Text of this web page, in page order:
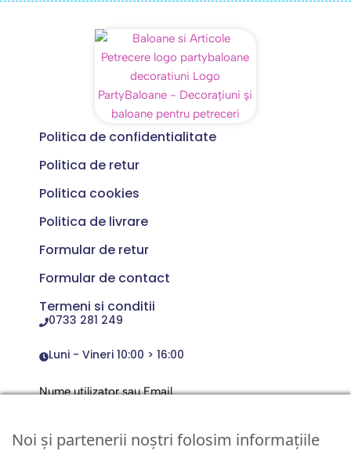
Politica de confidentialitate
Politica de retur
Politica cookies
Politica de livrare
Formular de retur
Formular de contact
Termeni si conditii
0733 281 249
Luni - Vineri 10:00 > 16:00
Nume utilizator sau Email
Noi și partenerii noștri folosim informațiile